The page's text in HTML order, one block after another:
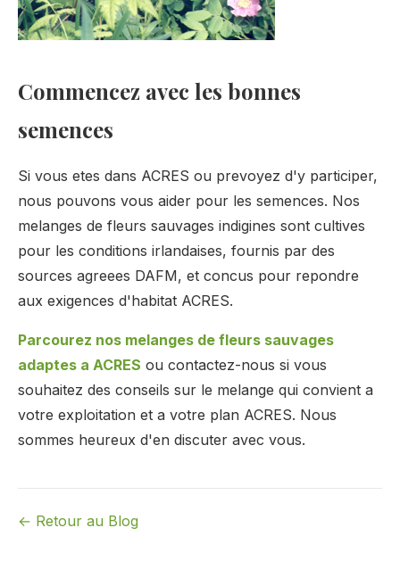
Commencez avec les bonnes
semences
Si vous etes dans ACRES ou prevoyez d'y participer,
nous pouvons vous aider pour les semences. Nos
melanges de fleurs sauvages indigines sont cultives
pour les conditions irlandaises, fournis par des
sources agreees DAFM, et concus pour repondre
aux exigences d'habitat ACRES.
Parcourez nos melanges de fleurs sauvages
adaptes a ACRES ou contactez-nous si vous
souhaitez des conseils sur le melange qui convient a
votre exploitation et a votre plan ACRES. Nous
sommes heureux d'en discuter avec vous.
← Retour au Blog